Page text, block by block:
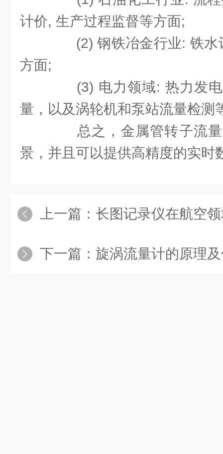
计价, 生产过程监督等方面;
(2) 钢铁冶金行业: 铁水
方面;
(3) 电力领域: 热力发电
量，以及涡轮机和泵站流量检测
总之，金属管转子流量
景，并且可以提供高精度的实时
上一篇： 长图记录仪在航空
下一篇： 旋涡流量计的原理